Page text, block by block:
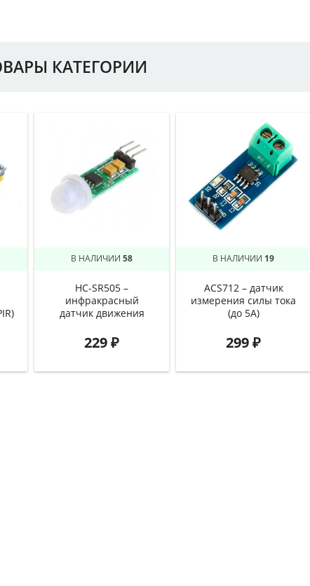
КАТЕГОРИИ
В НАЛИЧИИ 58
HC-SR505 –
инфракрасный
датчик движения
229₽
В НАЛИЧИИ 19
ACS712 – датчик
измерения силы тока
(до 5А)
299₽